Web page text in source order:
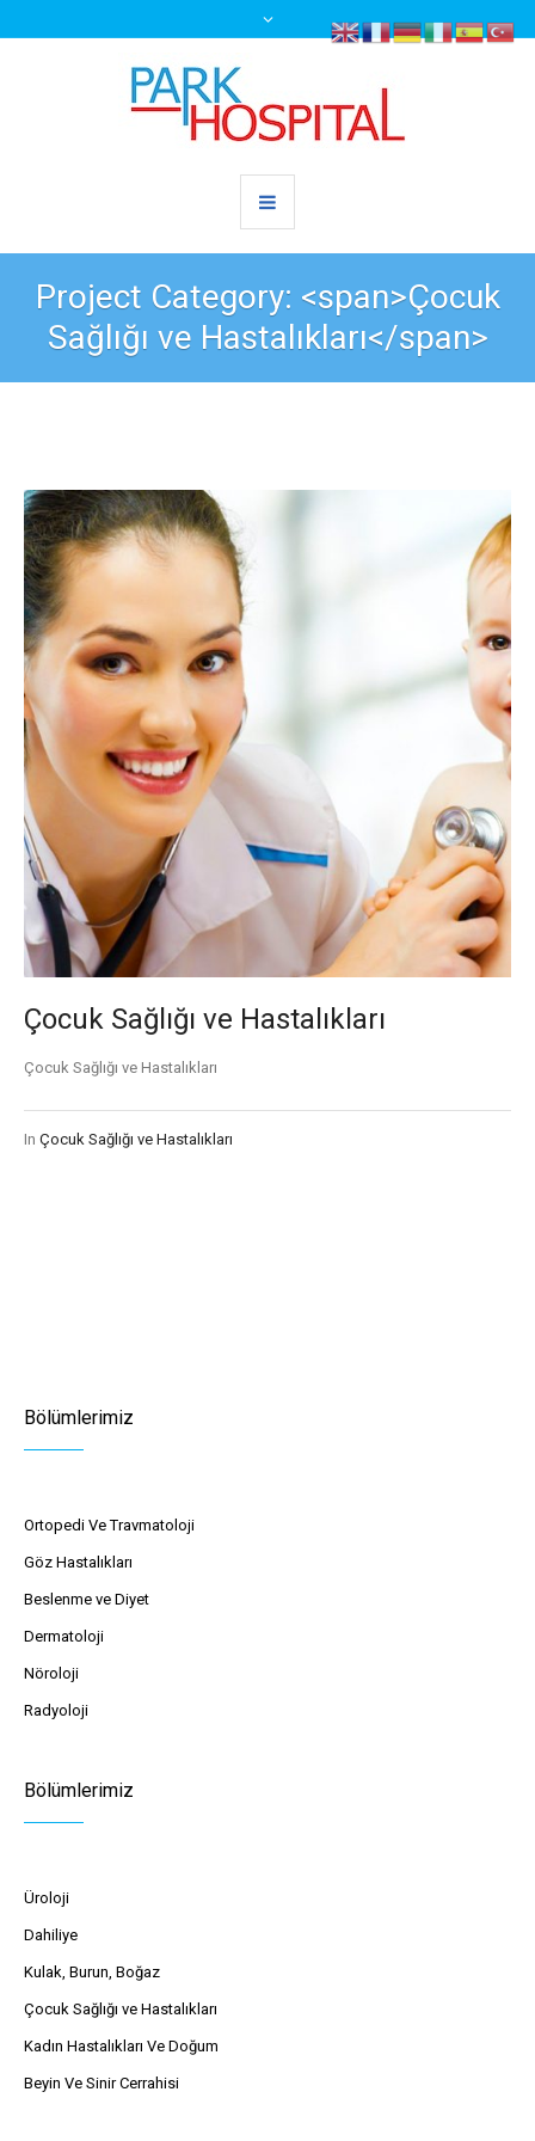
Project Category: <span>Çocuk
Sağlığı ve Hastalıkları</span>
Çocuk Sağlığı ve Hastalıkları
Çocuk Sağlığı ve Hastalıkları
In Çocuk Sağlığı ve Hastalıkları
Bölümlerimiz
Ortopedi Ve Travmatoloji
Göz Hastalıkları
Beslenme ve Diyet
Dermatoloji
Nöroloji
Radyoloji
Bölümlerimiz
Üroloji
Dahiliye
Kulak, Burun, Boğaz
Çocuk Sağlığı ve Hastalıkları
Kadın Hastalıkları Ve Doğum
Beyin Ve Sinir Cerrahisi